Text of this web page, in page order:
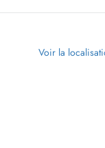
Voir la